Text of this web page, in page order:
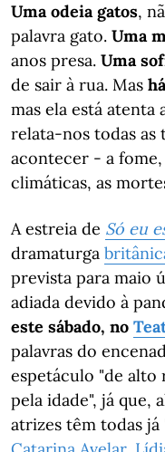
Uma odeia gatos,
palavra gato. Uma
anos presa. Uma
de sair à rua. Mas
mas ela está atenta
relata-nos todas as
acontecer - a fome,
climáticas, as
A estreia de Só eu
dramaturga
prevista para maio
adiada devido à
este sábado, no
palavras do
espetáculo "de alto
pela idade", já que,
atrizes têm todas já